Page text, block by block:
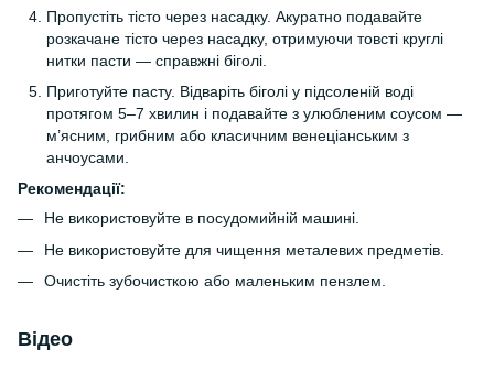
Пропустіть тісто через насадку. Акуратно подавайте
розкачане тісто через насадку, отримуючи товсті круглі
нитки пасти — справжні біголі.
Приготуйте пасту. Відваріть біголі у підсоленій воді
протягом 5–7 хвилин і подавайте з улюбленим соусом —
м’ясним, грибним або класичним венеціанським з
анчоусами.
Рекомендації:
Не використовуйте в посудомийній машині.
Не використовуйте для чищення металевих предметів.
Очистіть зубочисткою або маленьким пензлем.
Відео